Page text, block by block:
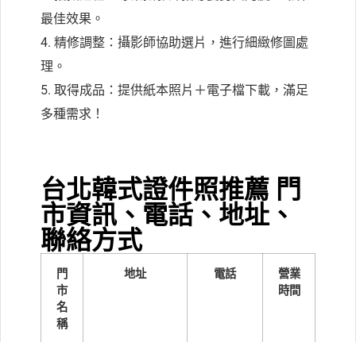
最佳效果。
4. 精修調整：攝影師協助選片，進行細緻修圖處
理。
5. 取得成品：提供紙本照片＋電子檔下載，滿足
多種需求！
台北韓式證件照推薦 門
市資訊、電話、地址、
聯絡方式
門
市
名
稱
地址 電話
營業
時間